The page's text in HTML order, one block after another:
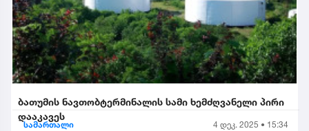
ბათუმის ნავთობტერმინალის სამი ხემძღვანელი პირი
დააკავეს
სამართალი 4 დეკ. 2025 • 15:34